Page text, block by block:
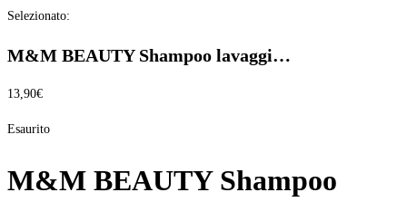
sul
web
Selezionato:
M&M BEAUTY Shampoo lavaggi…
13,90€
Esaurito
M&M BEAUTY Shampoo